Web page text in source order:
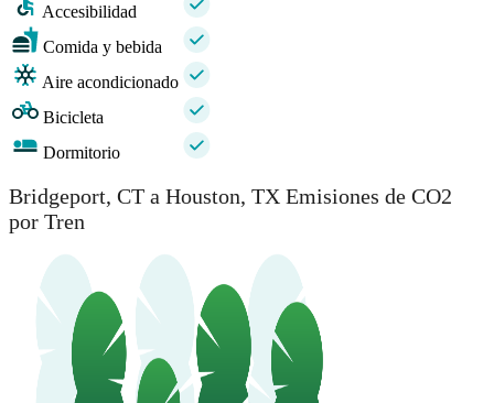
Accesibilidad
Comida y bebida
Aire acondicionado
Bicicleta
Dormitorio
Bridgeport, CT a Houston, TX Emisiones de CO2
por Tren